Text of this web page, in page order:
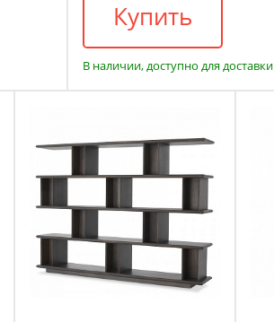
Купить
В наличии, доступно для доставки